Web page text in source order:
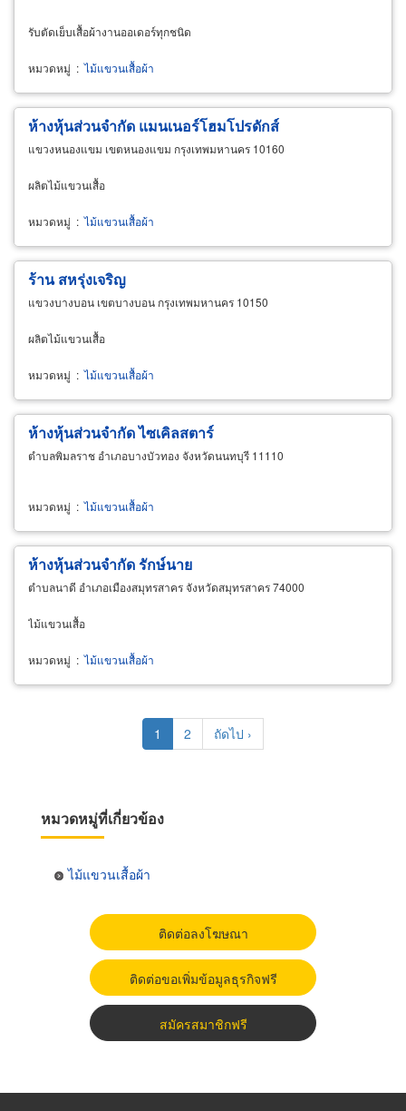
รับตัดเย็บเสื้อผ้างานออเดอร์ทุกชนิด
หมวดหมู่ : ไม้แขวนเสื้อผ้า
ห้างหุ้นส่วนจำกัด แมนเนอร์โฮมโปรดักส์
แขวงหนองแขม เขตหนองแขม กรุงเทพมหานคร 10160
ผลิตไม้แขวนเสื้อ
หมวดหมู่ : ไม้แขวนเสื้อผ้า
ร้าน สหรุ่งเจริญ
แขวงบางบอน เขตบางบอน กรุงเทพมหานคร 10150
ผลิตไม้แขวนเสื้อ
หมวดหมู่ : ไม้แขวนเสื้อผ้า
ห้างหุ้นส่วนจำกัด ไซเคิลสตาร์
ตำบลพิมลราช อำเภอบางบัวทอง จังหวัดนนทบุรี 11110
หมวดหมู่ : ไม้แขวนเสื้อผ้า
ห้างหุ้นส่วนจำกัด รักษ์นาย
ตำบลนาดี อำเภอเมืองสมุทรสาคร จังหวัดสมุทรสาคร 74000
ไม้แขวนเสื้อ
หมวดหมู่ : ไม้แขวนเสื้อผ้า
Current
page
1 Page
2
Next
page
ถัดไป ›
หมวดหมู่ที่เกี่ยวข้อง
ไม้แขวนเสื้อผ้า
ติดต่อลงโฆษณา
ติดต่อขอเพิ่มข้อมูลธุรกิจฟรี
สมัครสมาชิกฟรี